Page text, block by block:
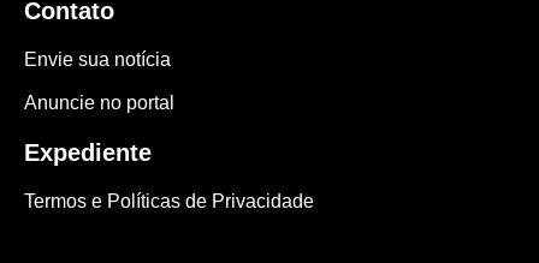
Contato
Envie sua notícia
Anuncie no portal
Expediente
Termos e Políticas de Privacidade